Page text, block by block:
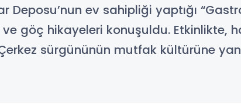
Deposu’nun ev sahipliği yaptığı
göç hikayeleri konuşuldu. Etkinlikte,
sürgününün mutfak kültürüne